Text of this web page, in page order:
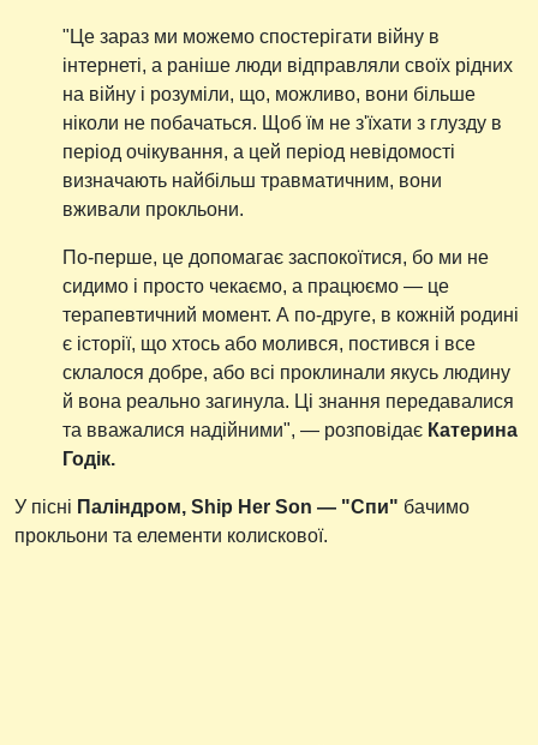
"Це зараз ми можемо спостерігати війну в
інтернеті, а раніше люди відправляли своїх рідних
на війну і розуміли, що, можливо, вони більше
ніколи не побачаться. Щоб їм не з'їхати з глузду в
період очікування, а цей період невідомості
визначають найбільш травматичним, вони
вживали прокльони.
По-перше, це допомагає заспокоїтися, бо ми не
сидимо і просто чекаємо, а працюємо — це
терапевтичний момент. А по-друге, в кожній родині
є історії, що хтось або молився, постився і все
склалося добре, або всі проклинали якусь людину
й вона реально загинула. Ці знання передавалися
та вважалися надійними", — розповідає Катерина
Годік.
У пісні Паліндром, Ship Her Son — "Спи" бачимо
прокльони та елементи колискової.